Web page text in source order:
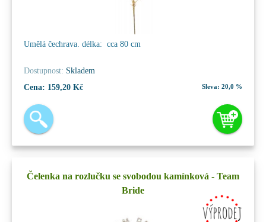
Umělá čechrava. délka: cca 80 cm
Dostupnost: Skladem
Cena: 159,20 Kč Sleva: 20,0 %
Čelenka na rozlučku se svobodou kamínková - Team
Bride